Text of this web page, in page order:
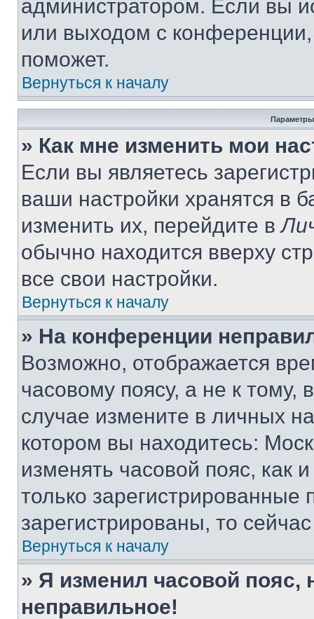
администратором. Если вы
или выходом с
поможет.
Вернуться к началу
Параметры
» Как мне изменить мои
Если вы являетесь
ваши настройки хранятся в
изменить их, перейдите в
обычно находится вверху
все свои настройки.
Вернуться к началу
» На конференции
Возможно, отображается
часовому поясу, а не к тому,
случае измените в личных
котором вы находитесь:
изменять часовой пояс, как
только
зарегистрированы, то
Вернуться к началу
» Я изменил часовой пояс,
неправильное!